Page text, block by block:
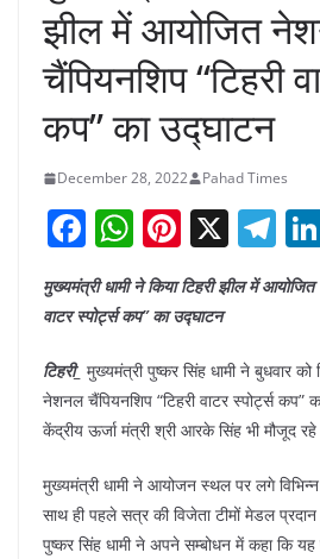
झील में आयोजित
चैंपियनशिप “टिहरी
कप” का उद्घाटन
December 28, 2022 Pahad Times
F
a
c
e
b
o
k
W
h
at
A
p
p
Pi
nt
er
e
st
X T
el
e
a
m
मुख्यमंत्री धामी ने किया टिहरी झील में
वाटर स्पोर्ट्स कप” का उद्घाटन
टिहरी_ मुख्यमंत्री पुष्कर सिंह धामी ने बुधवार
नेशनल चैंपियनशिप “टिहरी वाटर स्पोर्ट्स कप”
केंद्रीय ऊर्जा मंत्री श्री आरके सिंह भी मौजूद
मुख्यमंत्री धामी ने आयोजन स्थल पर लगे विभिन्न
साथ ही पहले सत्र की विजेता टीमों मेडल
पुष्कर सिंह धामी ने अपने सम्बोधन में कहा कि यह